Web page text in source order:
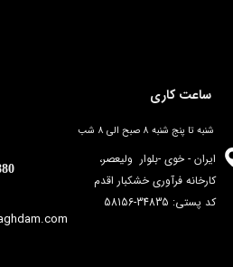
ساعت کاری
شنبه تا پنج شنبه 8 صبح الی 8 شب
ایران - خوی -بلوار ولیعصر،
کارخانه فرآوری خشکبار اقدم
​​​​کد پستی: 34835-58156
om